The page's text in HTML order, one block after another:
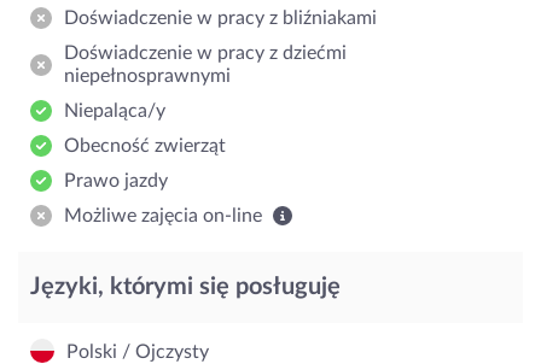
Doświadczenie w pracy z bliźniakami
Doświadczenie w pracy z dziećmi
niepełnosprawnymi
Niepaląca/y
Obecność zwierząt
Prawo jazdy
Możliwe zajęcia on-line
Języki, którymi się posługuję
Polski / Ojczysty